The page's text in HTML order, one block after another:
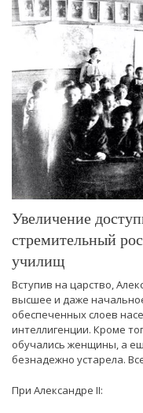
Увеличение
стремительный
училищ
Вступив на царство,
высшее и даже
обеспеченных слоев
интеллигенции. Кроме
обучались женщины, а
безнадежно устарела.
При Александре II: